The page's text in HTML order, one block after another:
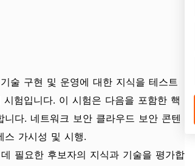
술 구현 및 운영에 대한 지식을 테스트
험입니다. 이 시험은 다음을 포함한 핵
다. 네트워크 보안 클라우드 보안 콘텐
스 가시성 및 시행.
필요한 후보자의 지식과 기술을 평가합